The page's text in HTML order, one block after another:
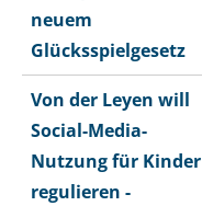
neuem
Glücksspielgesetz
Von der Leyen will
Social-Media-
Nutzung für Kinder
regulieren -